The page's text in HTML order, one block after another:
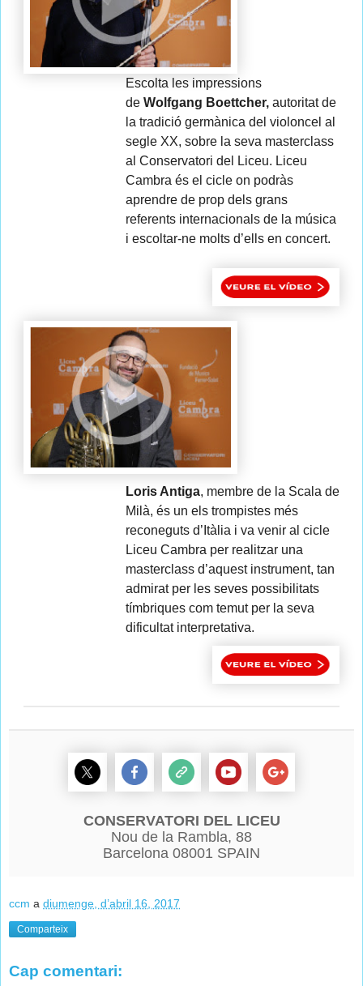
Escolta les impressions
de Wolfgang Boettcher, autoritat de
la tradició germànica del violoncel al
segle XX, sobre la seva masterclass
al Conservatori del Liceu. Liceu
Cambra és el cicle on podràs
aprendre de prop dels grans
referents internacionals de la música
i escoltar-ne molts d’ells en concert.
Loris Antiga, membre de la Scala de
Milà, és un els trompistes més
reconeguts d’Itàlia i va venir al cicle
Liceu Cambra per realitzar una
masterclass d’aquest instrument, tan
admirat per les seves possibilitats
tímbriques com temut per la seva
dificultat interpretativa.
CONSERVATORI DEL LICEU
Nou de la Rambla, 88
Barcelona 08001 SPAIN
ccm a diumenge, d’abril 16, 2017
Comparteix
Cap comentari: